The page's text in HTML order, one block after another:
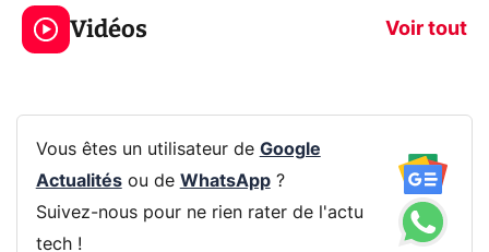
Vidéos Voir tout
CQ32G4ZA !
prochaine
Vous êtes un utilisateur de Google
Actualitésou de WhatsApp?
Suivez-nous pour ne rien rater de l'actu
tech !